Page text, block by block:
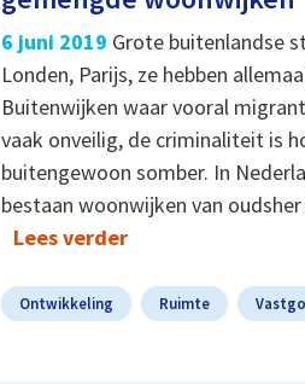
6 juni 2019 Grote buitenlandse
Londen, Parijs, ze hebben
Buitenwijken waar vooral
vaak onveilig, de criminaliteit is
buitengewoon somber. In
bestaan woonwijken van
Lees verder
Ontwikkeling Ruimte